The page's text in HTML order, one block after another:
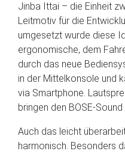
Jinba Ittai – die Einheit
Leitmotiv für die
umgesetzt wurde diese
ergonomische, dem
durch das neue
in der Mittelkonsole und
via Smartphone.
bringen den BOSE-Sound
Auch das leicht
harmonisch. Besonders